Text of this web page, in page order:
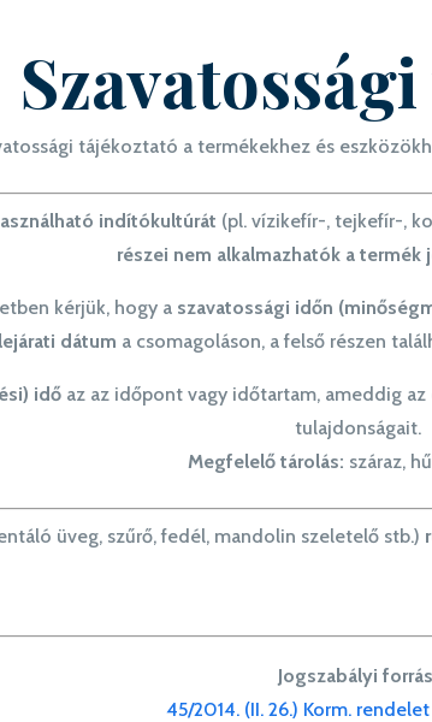
tájékoztató a termékekhez és
indítókultúrát (pl. vízikefír-, tejkefír-,
részei nem alkalmazhatók a
kérjük, hogy a szavatossági időn
lejárati dátum a csomagoláson, a felső részen
időaz az időpont vagy időtartam, ameddig
tulajdonságait.
Megfelelő tárolás: száraz,
üveg, szűrő, fedél, mandolin szeletelő stb.)
Jogszabályi
45/2014. (II. 26.) Korm.